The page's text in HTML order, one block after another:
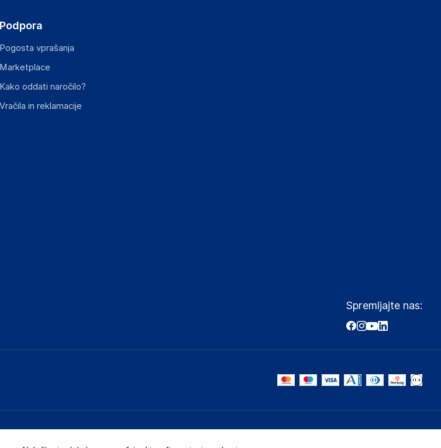
predpisi.
Podpora
Pogosta vprašanja
Marketplace
Kako oddati naročilo?
Vračila in reklamacije
Spremljajte nas: